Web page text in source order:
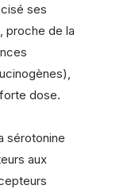
ses
proche de la
dose.
sérotonine
aux